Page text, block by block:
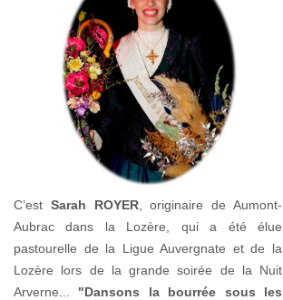
C’est Sarah ROYER, originaire de Aumont-
Aubrac dans la Lozère, qui a été élue
pastourelle de la Ligue Auvergnate et de la
Lozère lors de la grande soirée de la Nuit
Arverne...
"Dansons la bourrée sous les